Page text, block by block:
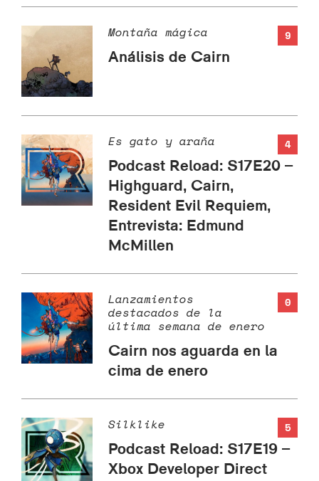
9
Montaña mágica
Análisis de Cairn
4
Es gato y araña
Podcast Reload: S17E20 –
Highguard, Cairn,
Resident Evil Requiem,
Entrevista: Edmund
McMillen
0
Lanzamientos
destacados de la
última semana de enero
Cairn nos aguarda en la
cima de enero
5
Silklike
Podcast Reload: S17E19 –
Xbox Developer Direct